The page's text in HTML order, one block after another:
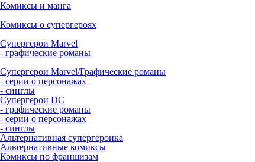
Комиксы и манга
Комиксы о супергероях
Супергерои Marvel
- графические романы
Супергерои Marvel/Графические романы
- серии о персонажах
- синглы
Супергерои DC
- графические романы
- серии о персонажах
- синглы
Альтернативная супергероика
Альтернативные комиксы
Комиксы по франшизам